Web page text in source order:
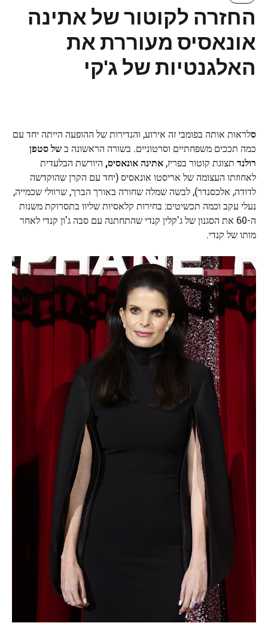
החזרה לקוטור של אתינה
אונאסיס מעוררת את
האלגנטיות של ג'קי
סלראות אותה בפומבי זה אירוע, והנדירות של ההופעה הייתה יחד עם
כמה תככים משפחתיים וסרטוניים. בשורה הראשונה בשל סטפן
רולנד תצוגת קוטור בפריז, אתינה אונאסיס, היורשת הבלעדית
לאחוזתו העצומה של אריסטו אונאסיס (יחד עם הקרן שהוקדשה
לדודה, אלכסנדר), לבשה שמלה שחורה באורך הברך, שרוולי שכמייה,
נעלי עקב וכמה תכשיטים: בחירות קלאסיות שליוו בתסרוקת משנות
ה-60 את הסגנון של ג'קלין קנדי ​​שהתחתנה עם סבה ג'ון קנדי ​​לאחר
מותו של קנדי.